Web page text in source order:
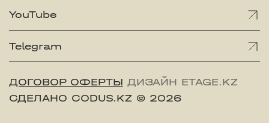
YouTube
Telegram
ДОГОВОР ОФЕРТЫ ДИЗАЙН ETAGE.KZ
СДЕЛАНО CODUS.KZ © 2026